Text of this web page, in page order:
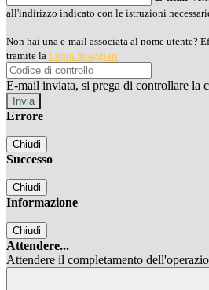
all'indirizzo indicato con le istruzioni
Non hai una e-mail associata al nome utente?
tramite la Login Spaggiari
E-mail inviata, si prega di controllare la
Errore
Chiudi
Successo
Chiudi
Informazione
Chiudi
Attendere...
Attendere il completamento